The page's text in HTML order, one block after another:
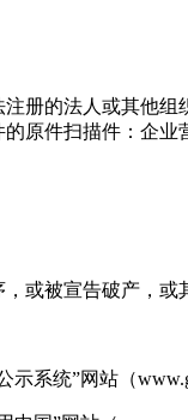
册的法人或其他
原件扫描件：企
或被宣告破产，或
系统”网站（